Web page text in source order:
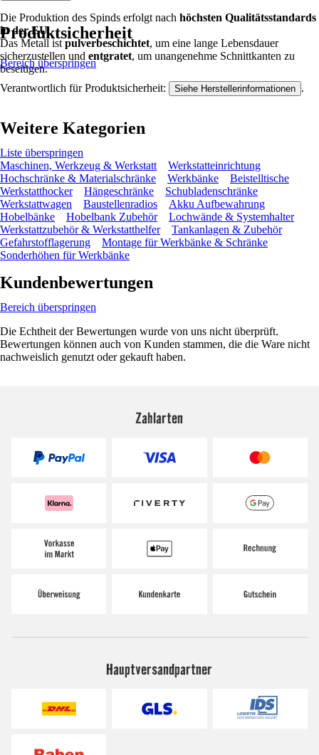
Die Produktion des Spinds erfolgt nach höchsten Qualitätsstandards
in der EU.
Das Metall ist pulverbeschichtet, um eine lange Lebensdauer
sicherzustellen und entgratet, um unangenehme Schnittkanten zu
beseitigen.
Produktsicherheit
Bereich überspringen
Verantwortlich für Produktsicherheit: Siehe Herstellerinformationen .
Weitere Kategorien
Liste überspringen
Maschinen, Werkzeug & Werkstatt
Werkstatteinrichtung
Hochschränke & Materialschränke
Werkbänke
Beistelltische
Werkstatthocker
Hängeschränke
Schubladenschränke
Werkstattwagen
Baustellenradios
Akku Aufbewahrung
Hobelbänke
Hobelbank Zubehör
Lochwände & Systemhalter
Werkstattzubehör & Werkstatthelfer
Tankanlagen & Zubehör
Gefahrstofflagerung
Montage für Werkbänke & Schränke
Sonderhöhen für Werkbänke
Kundenbewertungen
Bereich überspringen
Die Echtheit der Bewertungen wurde von uns nicht überprüft.
Bewertungen können auch von Kunden stammen, die die Ware nicht
nachweislich genutzt oder gekauft haben.
Zahlarten
Hauptversandpartner